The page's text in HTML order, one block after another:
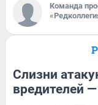
Команда
Слизни
вредителей